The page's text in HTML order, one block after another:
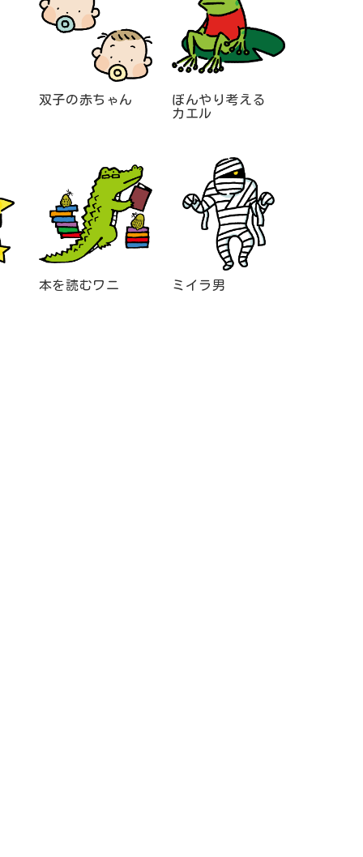
双子の赤ちゃん
ぼんやり考える
カエル
本を読むワニ ミイラ男